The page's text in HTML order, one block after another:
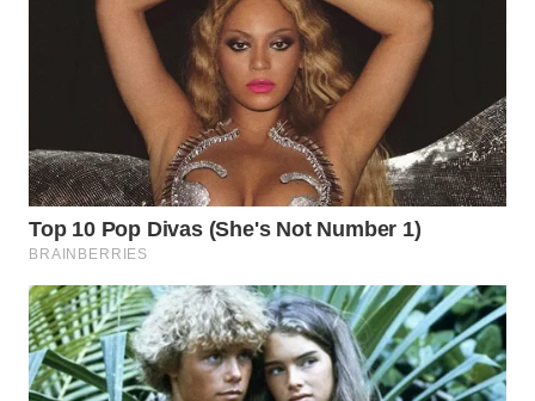
NATUNA
BINTAN
WN
MANDALIKA
WN
LIKUPANG
WN